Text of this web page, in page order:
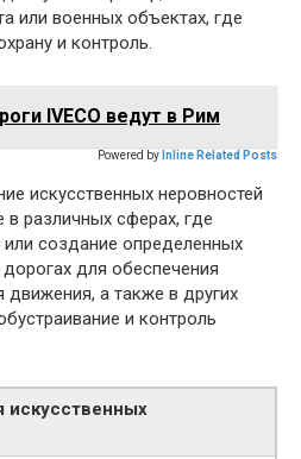
или военных объектах, где
и контроль.
IVECO ведут в Рим
Powered by Inline Related Posts
искусственных неровностей
в различных сферах, где
или создание определенных
для обеспечения
движения, а также в других
и контроль